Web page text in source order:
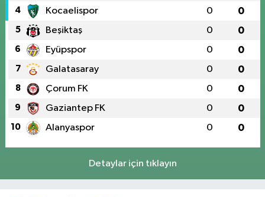
4 Kocaelispor 0 0
5 Beşiktaş 0 0
6 Eyüpspor 0 0
7 Galatasaray 0 0
8 Çorum FK 0 0
9 Gaziantep FK 0 0
10 Alanyaspor 0 0
Detaylar için tıklayın